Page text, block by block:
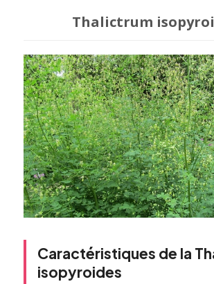
Thalictrum
Caractéristiques de la
isopyroides